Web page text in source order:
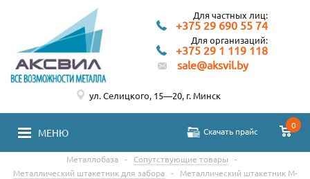
Для частных лиц:
+375 29 690 55 74
Для организаций:
+375 29 1 119 118
sale@aksvil.by
МЕНЮ Скачать прайс
0
ул. Селицкого, 15—20, г. Минск
Металлобаза - Сопутствующие товары
-
Металлический штакетник для забора -
Металлический штакетник М-